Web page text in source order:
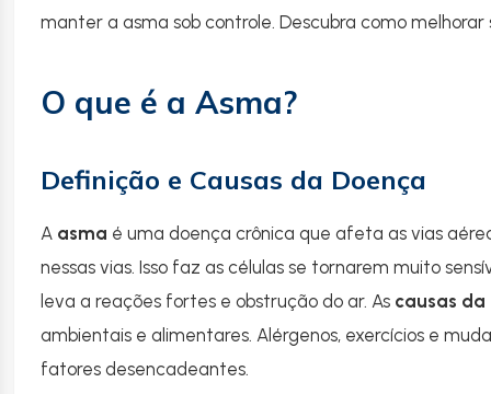
manter a asma sob controle. Descubra como
O que é a Asma?
Definição e Causas da Doença
A asma é uma doença crônica que afeta as vias
nessas vias. Isso faz as células se tornarem muito
leva a reações fortes e obstrução do ar. As causas da
ambientais e alimentares. Alérgenos, exercícios e
fatores desencadeantes.